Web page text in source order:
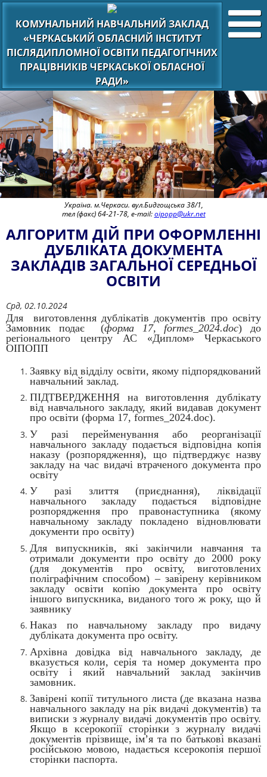
КОМУНАЛЬНИЙ НАВЧАЛЬНИЙ ЗАКЛАД
«ЧЕРКАСЬКИЙ ОБЛАСНИЙ ІНСТИТУТ
ПІСЛЯДИПЛОМНОЇ ОСВІТИ ПЕДАГОГІЧНИХ
ПРАЦІВНИКІВ ЧЕРКАСЬКОЇ ОБЛАСНОЇ
РАДИ»
Україна. м.Черкаси. вул.Бидгощська 38/1,
тел (факс) 64-21-78, e-mail:oipopp@ukr.net
АЛГОРИТМ ДІЙ ПРИ ОФОРМЛЕННІ
ДУБЛІКАТА ДОКУМЕНТА
ЗАКЛАДІВ ЗАГАЛЬНОЇ СЕРЕДНЬОЇ
ОСВІТИ
Срд, 02.10.2024
Для виготовлення дублікатів документів про освіту
Замовник подає (форма 17, formes_2024.doc) до
регіонального центру АС «Диплом» Черкаського
ОІПОПП
Заявку від відділу освіти, якому підпорядкований
навчальний заклад.
ПІДТВЕРДЖЕННЯ на виготовлення дублікату
від навчального закладу, який видавав документ
про освіти (форма 17, formes_2024.doc).
У разі перейменування або реорганізації
навчального закладу подається відповідна копія
наказу (розпорядження), що підтверджує назву
закладу на час видачі втраченого документа про
освіту
У разі злиття (приєднання), ліквідації
навчального закладу подається відповідне
розпорядження про правонаступника (якому
навчальному закладу покладено відновлювати
документи про освіту)
Для випускників, які закінчили навчання та
отримали документи про освіту до 2000 року
(для документів про освіту, виготовлених
поліграфічним способом) – завірену керівником
закладу освіти копію документа про освіту
іншого випускника, виданого того ж року, що й
заявнику
Наказ по навчальному закладу про видачу
дубліката документа про освіту.
Архівна довідка від навчального закладу, де
вказується коли, серія та номер документа про
освіту і який навчальний заклад закінчив
замовник.
Завірені копії титульного листа (де вказана назва
навчального закладу на рік видачі документів) та
виписки з журналу видачі документів про освіту.
Якщо в ксерокопії сторінки з журналу видачі
документів прізвище, ім’я та по батькові вказані
російською мовою, надається ксерокопія першої
сторінки паспорта.